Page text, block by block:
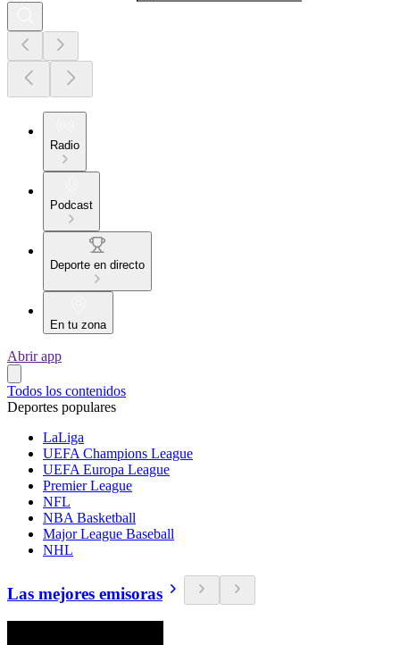
Radio
Podcast
Deporte en directo
En tu zona
Abrir app
Todos los contenidos
Deportes populares
LaLiga
UEFA Champions League
UEFA Europa League
Premier League
NFL
NBA Basketball
Major League Baseball
NHL
Las mejores emisoras